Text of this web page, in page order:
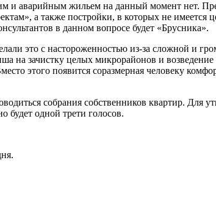
и аварийным жильем на данный момент нет.
а также постройки, в которых не
в данном вопросе будет «Брусника».
это с настороженностью из-за сложной и
на зачистку целых микрорайонов и
этого появится соразмерная человеку
собрания собственников квартир. Для
будет одной трети голосов.